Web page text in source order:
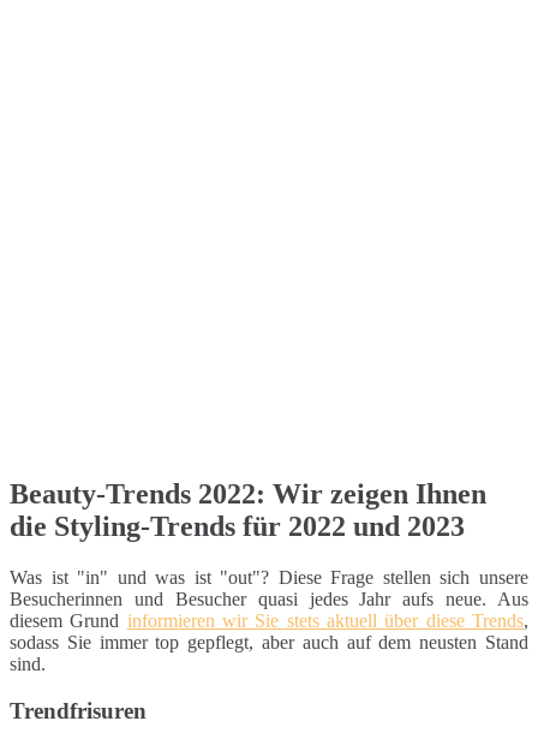
Beauty-Trends 2022: Wir zeigen Ihnen
die Styling-Trends für 2022 und 2023
Was ist "in" und was ist "out"? Diese Frage stellen sich unsere
Besucherinnen und Besucher quasi jedes Jahr aufs neue. Aus
diesem Grund informieren wir Sie stets aktuell über diese Trends,
sodass Sie immer top gepflegt, aber auch auf dem neusten Stand
sind.
Trendfrisuren